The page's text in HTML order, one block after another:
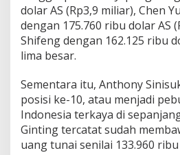
dolar AS (Rp3,9 miliar), Chen
dengan 175.760 ribu dolar AS
Shifeng dengan 162.125 ribu
lima besar.
Sementara itu, Anthony
posisi ke-10, atau menjadi
Indonesia terkaya di
Ginting tercatat sudah
uang tunai senilai 133.960